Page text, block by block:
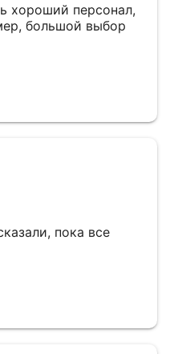
хороший персонал,
большой выбор
пока все